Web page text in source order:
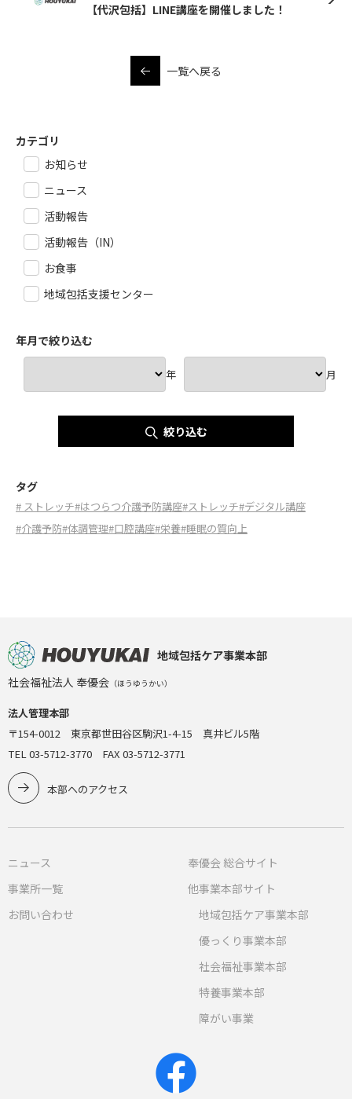
【代沢包括】LINE講座を開催しました！
一覧へ戻る
カテゴリ
お知らせ
ニュース
活動報告
活動報告（IN）
お食事
地域包括支援センター
年月で絞り込む
年 月
絞り込む
タグ
# ストレッチ#はつらつ介護予防講座#ストレッチ#デジタル講座
#介護予防#体調管理#口腔講座#栄養#睡眠の質向上
地域包括ケア事業本部
社会福祉法人 奉優会 （ほうゆうかい）
法人管理本部
〒154-0012 東京都世田谷区駒沢1-4-15 真井ビル5階
TEL 03-5712-3770 FAX 03-5712-3771
本部へのアクセス
ニュース
事業所一覧
お問い合わせ
奉優会 総合サイト
他事業本部サイト
地域包括ケア事業本部
優っくり事業本部
社会福祉事業本部
特養事業本部
障がい事業